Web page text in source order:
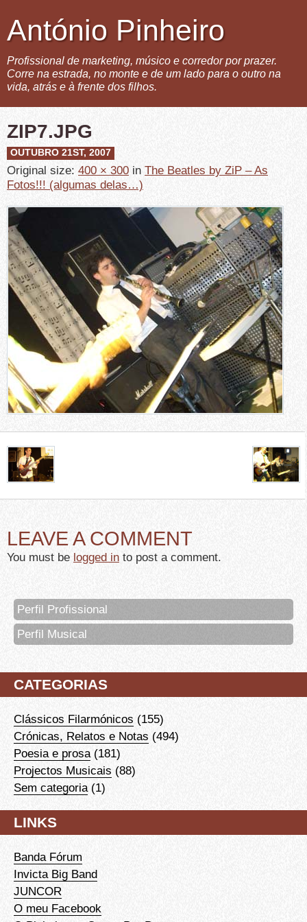
António Pinheiro
Profissional de marketing, músico e corredor por prazer.
Corre na estrada, no monte e de um lado para o outro na
vida, atrás e à frente dos filhos.
ZIP7.JPG
OUTUBRO 21ST, 2007
Original size: 400 × 300 in The Beatles by ZiP – As
Fotos!!! (algumas delas…)
LEAVE A COMMENT
You must be logged in to post a comment.
Perfil Profissional
Perfil Musical
CATEGORIAS
Clássicos Filarmónicos (155)
Crónicas, Relatos e Notas (494)
Poesia e prosa (181)
Projectos Musicais (88)
Sem categoria (1)
LINKS
Banda Fórum
Invicta Big Band
JUNCOR
O meu Facebook